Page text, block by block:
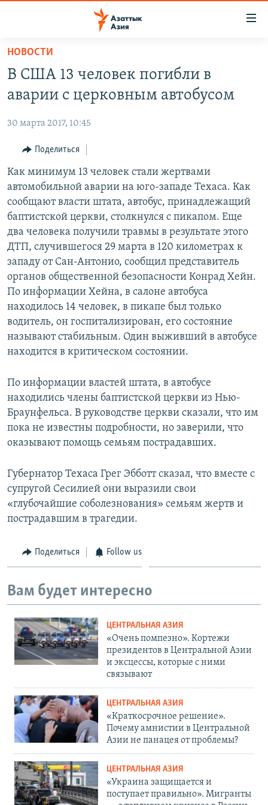
Вернуться
основному
содержанию
Вернутся
навигации
Вернутся
поиску
УЗБЕКИСТАН
ТАДЖИКИСТАН
ВОЙНА В УКРАИНЕ
НА ДРУГИХ ЯЗЫКАХ
ҚАЗАҚША
КЫРГЫЗЧА
ТОҶИКӢ
TÜRKMENÇE
Все сайты РСЕ/РС
НОВОСТИ
В США 13 человек погибли в
аварии с церковным автобусом
30 марта 2017, 10:45
Поделиться
Как минимум 13 человек стали жертвами
автомобильной аварии на юго-западе Техаса. Как
сообщают власти штата, автобус, принадлежащий
баптистской церкви, столкнулся с пикапом. Еще
два человека получили травмы в результате этого
ДТП, случившегося 29 марта в 120 километрах к
западу от Сан-Антонио, сообщил представитель
органов общественной безопасности Конрад Хейн.
По информации Хейна, в салоне автобуса
находилось 14 человек, в пикапе был только
водитель, он госпитализирован, его состояние
называют стабильным. Один выживший в автобусе
находится в критическом состоянии.
По информации властей штата, в автобусе
находились члены баптистской церкви из Нью-
Браунфельса. В руководстве церкви сказали, что им
пока не известны подробности, но заверили, что
оказывают помощь семьям пострадавших.
Губернатор Техаса Грег Эбботт сказал, что вместе с
супругой Сесилией они выразили свои
«глубочайшие соболезнования» семьям жертв и
пострадавшим в трагедии.
Поделиться Follow us
Вам будет интересно
ЦЕНТРАЛЬНАЯ АЗИЯ
«Очень помпезно». Кортежи
президентов в Центральной Азии
и эксцессы, которые с ними
связывают
ЦЕНТРАЛЬНАЯ АЗИЯ
«Краткосрочное решение».
Почему амнистии в Центральной
Азии не панацея от проблемы?
ЦЕНТРАЛЬНАЯ АЗИЯ
«Украина защищается и
поступает правильно». Мигранты